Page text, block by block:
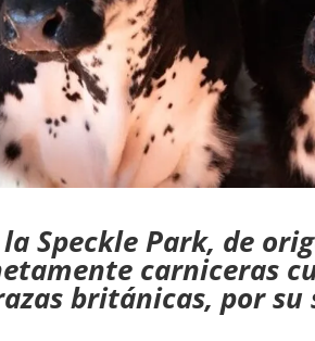
Speckle Park, de
carniceras
británicas, por su